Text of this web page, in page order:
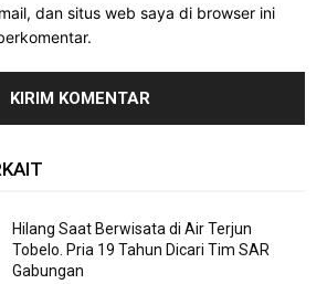
dan situs web saya di browser ini
Hilang Saat Berwisata di Air Terjun
Tobelo. Pria 19 Tahun Dicari Tim SAR
Gabungan